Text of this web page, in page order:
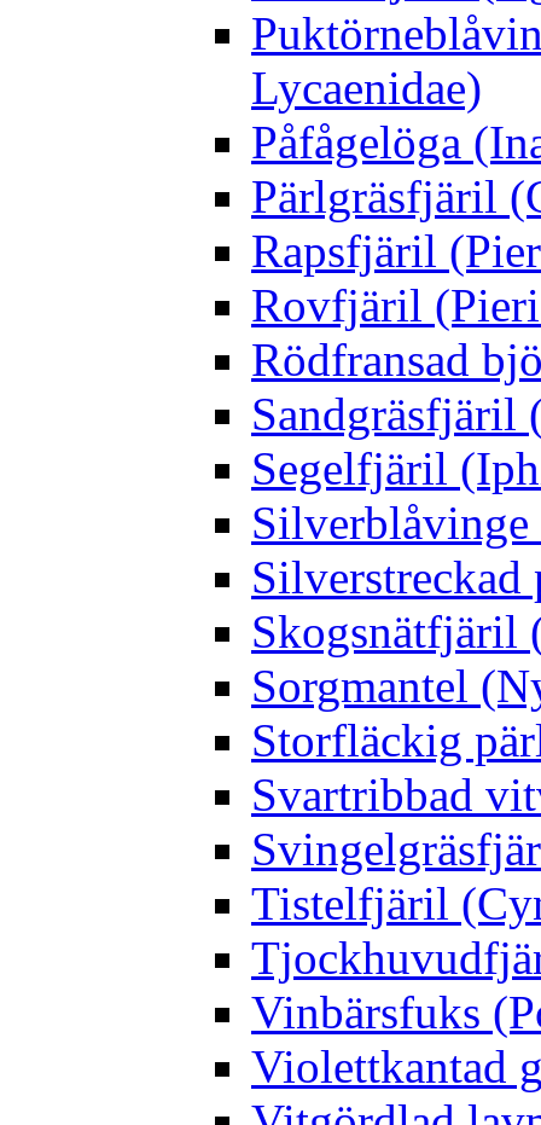
Lycaenidae)
Påfågelöga
Pärlgräsfjäril
Rapsfjäril
Rovfjäril
Rödfransad
Sandgräsfjäril
Segelfjäril
Silverblåvinge
Skogsnätfjäril
Sorgmantel
Storfläckig
Svartribbad
Tistelfjäril
Vinbärsfuks
Violettkantad